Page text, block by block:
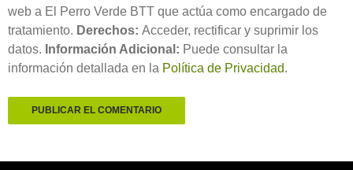
web a El Perro Verde BTT que actúa como encargado de
tratamiento. Derechos: Acceder, rectificar y suprimir los
datos. Información Adicional: Puede consultar la
información detallada en la Política de Privacidad.